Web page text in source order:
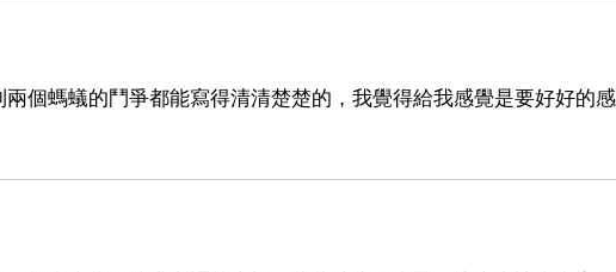
個螞蟻的鬥爭都能寫得清清楚楚的，我覺得給我感覺是要好好的